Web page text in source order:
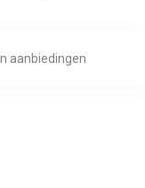
aanbiedingen